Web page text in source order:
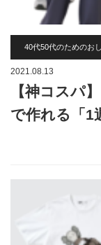
40代50代のためのお
2021.08.13
【神コスパ
で作れる「1